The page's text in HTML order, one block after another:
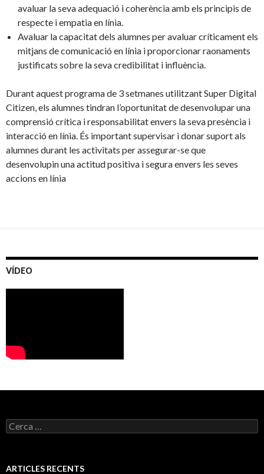
avaluar la seva adequació i coherència amb els principis de
respecte i empatia en línia.
Avaluar la capacitat dels alumnes per avaluar críticament els
mitjans de comunicació en línia i proporcionar raonaments
justificats sobre la seva credibilitat i influència.
Durant aquest programa de 3 setmanes utilitzant Super Digital
Citizen, els alumnes tindran l’oportunitat de desenvolupar una
comprensió crítica i responsabilitat envers la seva presència i
interacció en línia. És important supervisar i donar suport als
alumnes durant les activitats per assegurar-se que
desenvolupin una actitud positiva i segura envers les seves
accions en línia
VÍDEO
C
e
a
ARTICLES RECENTS